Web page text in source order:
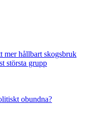
mer hållbart skogsbruk
största grupp
obundna?